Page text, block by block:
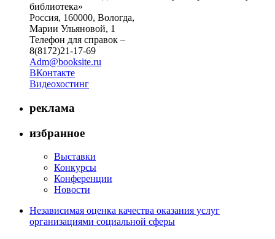
библиотека»
Россия, 160000, Вологда,
Марии Ульяновой, 1
Телефон для справок –
8(8172)21-17-69
Adm@booksite.ru
ВКонтакте
Видеохостинг
реклама
избранное
Выставки
Конкурсы
Конференции
Новости
Независимая оценка качества оказания услуг
организациями социальной сферы